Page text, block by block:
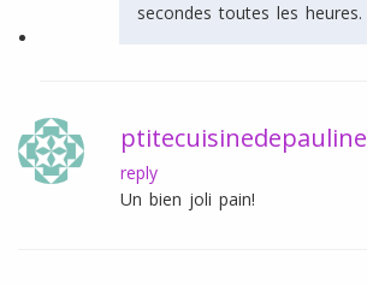
secondes toutes les heures.
ptitecuisinedepauline
reply
Un bien joli pain!